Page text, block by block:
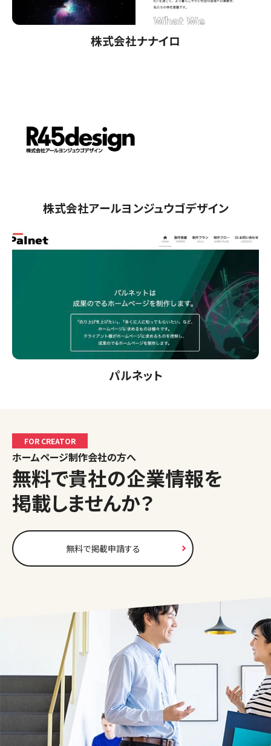
株式会社ナナイロ
株式会社アールヨンジュウゴデザイン
パルネット
FOR CREATOR
ホームページ制作会社の方へ
無料で貴社の企業情報を
掲載しませんか？
無料で掲載申請する